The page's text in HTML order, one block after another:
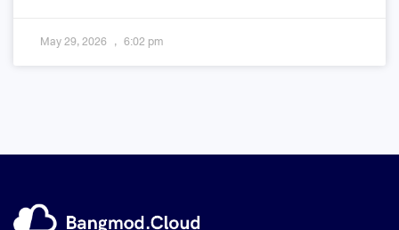
May 29, 2026 6:02 pm